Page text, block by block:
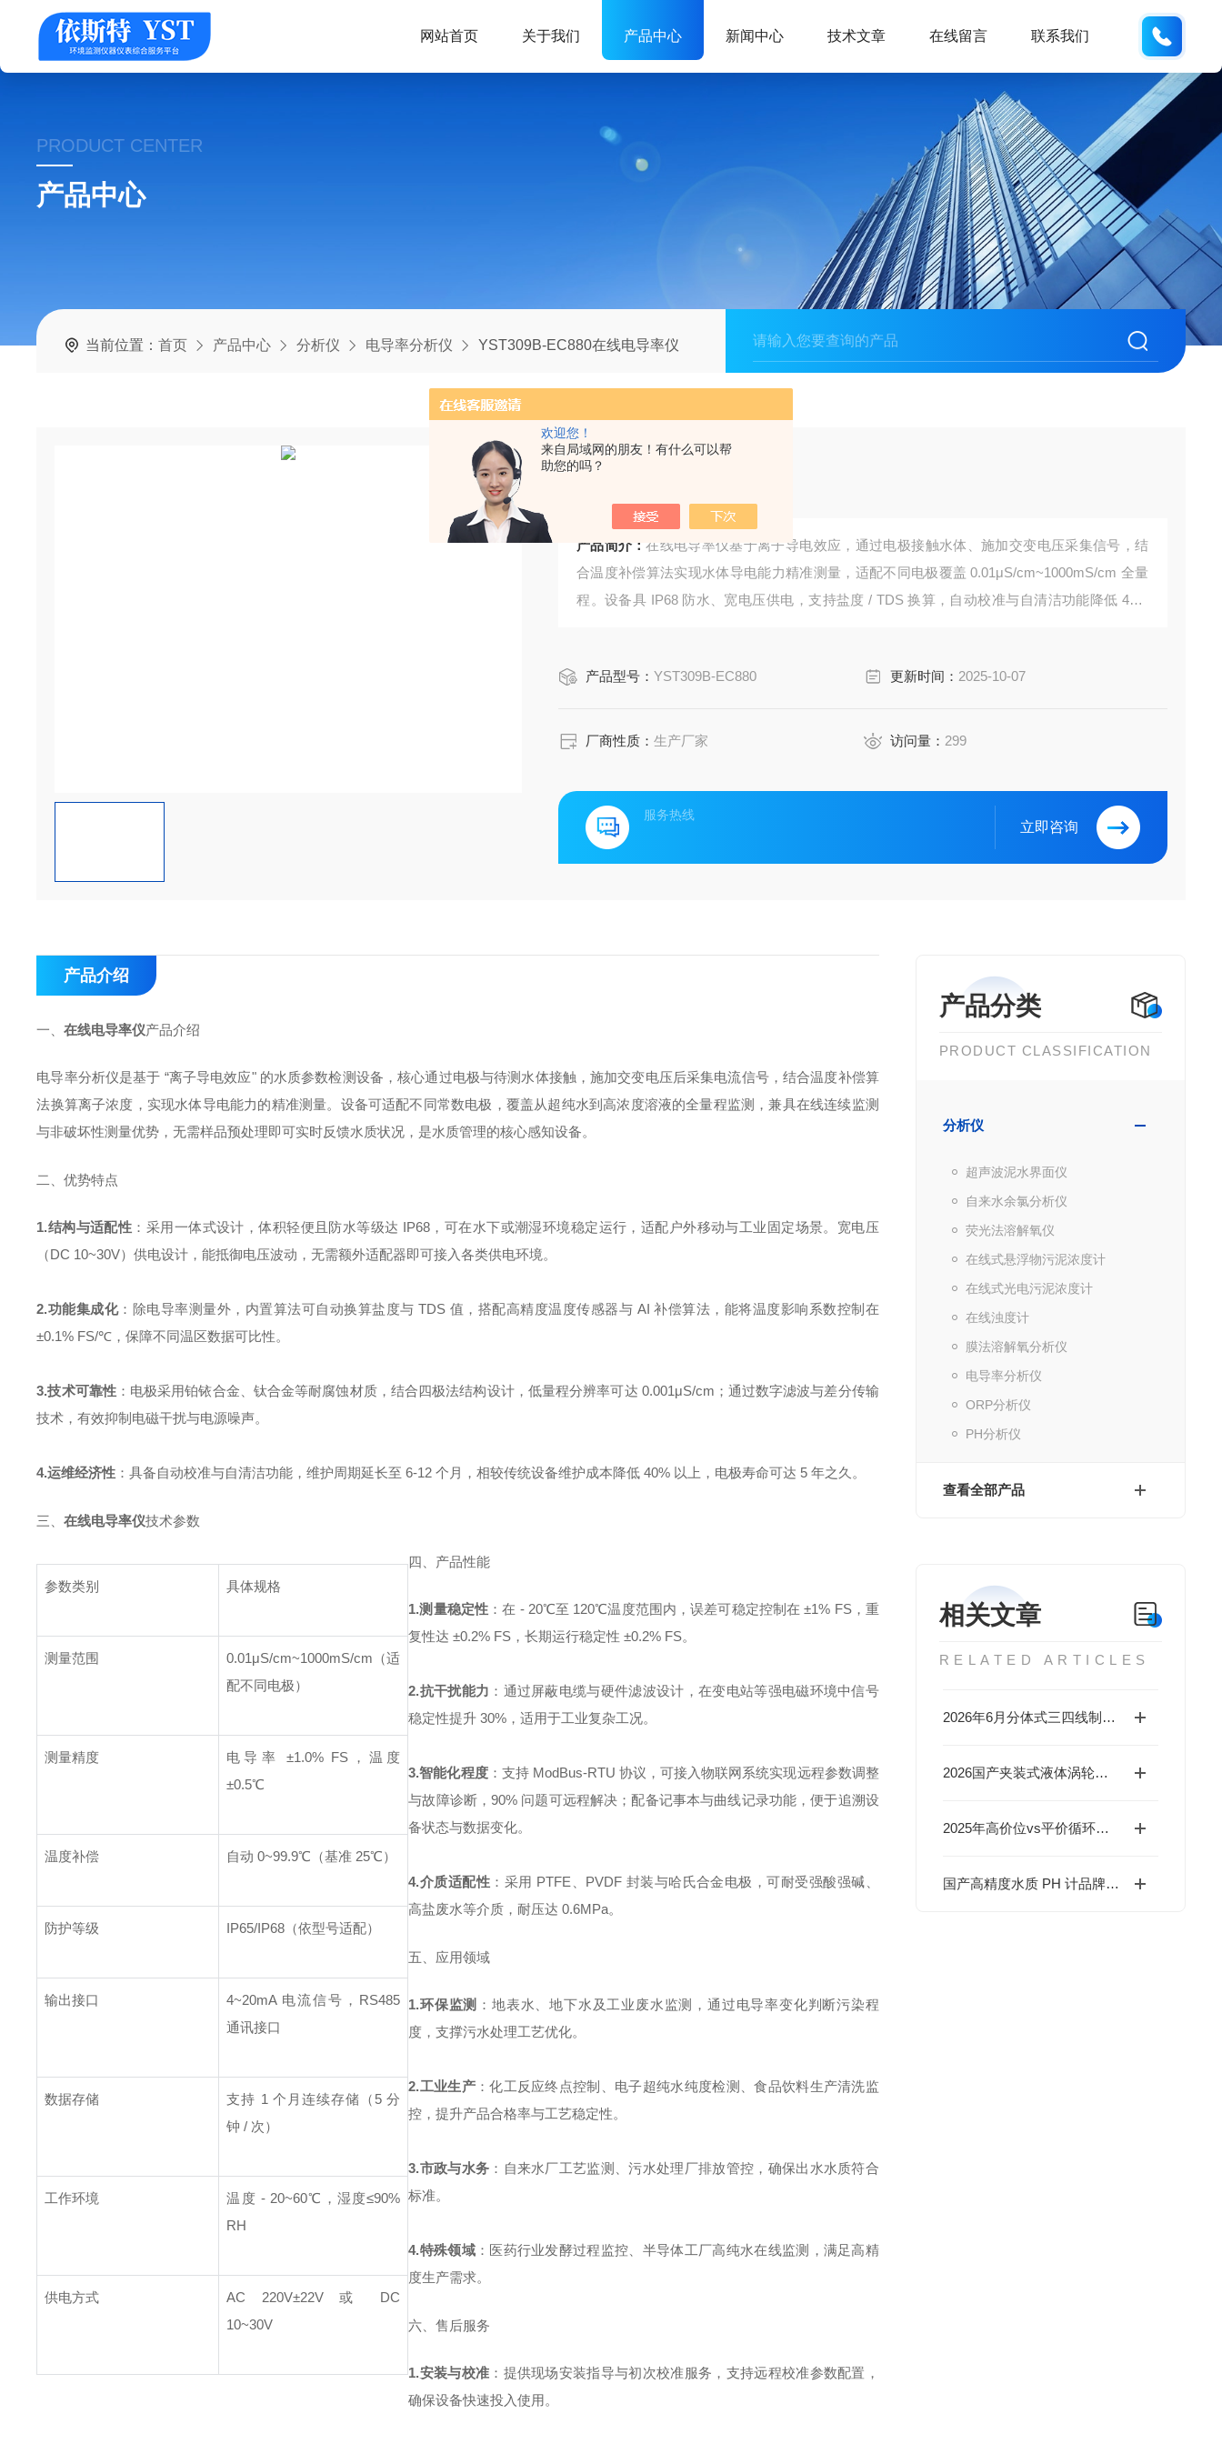
欢迎您！
来自局域网的朋友！有什么可以帮
助您的吗？
网站首页 关于我们 产品中心 新闻中心 技术文章 在线留言 联系我们
PRODUCT CENTER
产品中心
当前位置：首页 产品中心 分析仪 电导率分析仪 YST309B-EC880在线电导率仪
产品简介：在线电导率仪基于离子导电效应，通过电极接触水体、施加交变电压采集信号，结
合温度补偿算法实现水体导电能力精准测量，适配不同电极覆盖 0.01μS/cm~1000mS/cm 全量
程。设备具 IP68 防水、宽电压供电，支持盐度 / TDS 换算，自动校准与自清洁功能降低 40%
产品型号：YST309B-EC880 更新时间： 2025-10-07
厂商性质：生产厂家 访问量： 299
服务热线
立即咨询
产品分类
PRODUCT CLASSIFICATION
分析仪
超声波泥水界面仪
自来水余氯分析仪
荧光法溶解氧仪
在线式悬浮物污泥浓度计
在线式光电污泥浓度计
在线浊度计
膜法溶解氧分析仪
电导率分析仪
ORP分析仪
PH分析仪
查看全部产品
相关文章
RELATED ARTICLES
2026年6月分体式三四线制超声波液位计主流品牌推荐
2026国产夹装式液体涡轮流量计品牌榜
2025年高价位vs平价循环水便携超声波流量计：核心性能解析
国产高精度水质 PH 计品牌及选择应用指南​
产品介绍
一、在线电导率仪产品介绍
电导率分析仪是基于 “离子导电效应" 的水质参数检测设备，核心通过电极与待测水体接触，施加交变电压后采集电流信号，结合温度补偿算
法换算离子浓度，实现水体导电能力的精准测量。设备可适配不同常数电极，覆盖从超纯水到高浓度溶液的全量程监测，兼具在线连续监测
与非破坏性测量优势，无需样品预处理即可实时反馈水质状况，是水质管理的核心感知设备。
二、优势特点
1.结构与适配性 ：采用一体式设计，体积轻便且防水等级达 IP68，可在水下或潮湿环境稳定运行，适配户外移动与工业固定场景。宽电压
（DC 10~30V）供电设计，能抵御电压波动，无需额外适配器即可接入各类供电环境。
2.功能集成化：除电导率测量外，内置算法可自动换算盐度与 TDS 值，搭配高精度温度传感器与 AI 补偿算法，能将温度影响系数控制在
±0.1% FS/℃，保障不同温区数据可比性。
3.技术可靠性：电极采用铂铱合金、钛合金等耐腐蚀材质，结合四极法结构设计，低量程分辨率可达 0.001μS/cm；通过数字滤波与差分传输
技术，有效抑制电磁干扰与电源噪声。
4.运维经济性 ：具备自动校准与自清洁功能，维护周期延长至 6-12 个月，相较传统设备维护成本降低 40% 以上，电极寿命可达 5 年之久。
三、在线电导率仪技术参数
参数类别 具体规格
测量范围
0.01μS/cm~1000mS/cm（适
配不同电极）
测量精度
电导率 ±1.0% FS，温度
±0.5℃
温度补偿 自动 0~99.9℃（基准 25℃）
防护等级 IP65/IP68（依型号适配）
输出接口
4~20mA 电流信号，RS485
通讯接口
数据存储
支持 1 个月连续存储（5 分
钟 / 次）
工作环境
温度 - 20~60℃，湿度≤90%
RH
供电方式
AC 220V±22V 或 DC
10~30V
四、产品性能
1.测量稳定性 ：在 - 20℃至 120℃温度范围内，误差可稳定控制在 ±1% FS，重
复性达 ±0.2% FS，长期运行稳定性 ±0.2% FS。
2.抗干扰能力 ：通过屏蔽电缆与硬件滤波设计，在变电站等强电磁环境中信号
稳定性提升 30%，适用于工业复杂工况。
3.智能化程度：支持 ModBus-RTU 协议，可接入物联网系统实现远程参数调整
与故障诊断，90% 问题可远程解决；配备记事本与曲线记录功能，便于追溯设
备状态与数据变化。
4.介质适配性 ：采用 PTFE、PVDF 封装与哈氏合金电极，可耐受强酸强碱、
高盐废水等介质，耐压达 0.6MPa。
五、应用领域
1.环保监测 ：地表水、地下水及工业废水监测，通过电导率变化判断污染程
度，支撑污水处理工艺优化。
2.工业生产：化工反应终点控制、电子超纯水纯度检测、食品饮料生产清洗监
控，提升产品合格率与工艺稳定性。
3.市政与水务 ：自来水厂工艺监测、污水处理厂排放管控，确保出水水质符合
标准。
4.特殊领域：医药行业发酵过程监控、半导体工厂高纯水在线监测，满足高精
度生产需求。
六、售后服务
1.安装与校准 ：提供现场安装指导与初次校准服务，支持远程校准参数配置，
确保设备快速投入使用。